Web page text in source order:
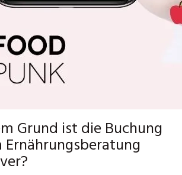
Grund ist die Buchung
Ernährungsberatung